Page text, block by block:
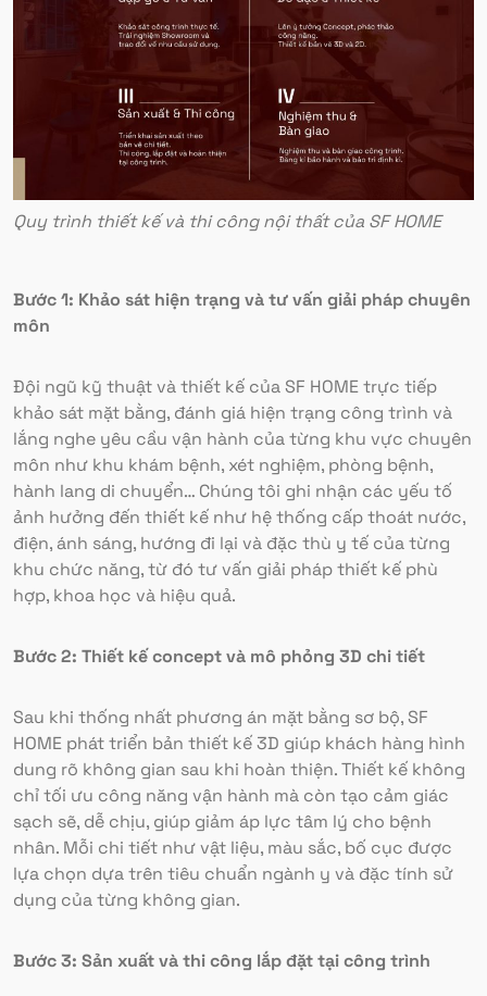
Quy trình thiết kế và thi công nội thất của SF HOME
Bước 1: Khảo sát hiện trạng và tư vấn giải pháp chuyên
môn
Đội ngũ kỹ thuật và thiết kế của SF HOME trực tiếp
khảo sát mặt bằng, đánh giá hiện trạng công trình và
lắng nghe yêu cầu vận hành của từng khu vực chuyên
môn như khu khám bệnh, xét nghiệm, phòng bệnh,
hành lang di chuyển… Chúng tôi ghi nhận các yếu tố
ảnh hưởng đến thiết kế như hệ thống cấp thoát nước,
điện, ánh sáng, hướng đi lại và đặc thù y tế của từng
khu chức năng, từ đó tư vấn giải pháp thiết kế phù
hợp, khoa học và hiệu quả.
Bước 2: Thiết kế concept và mô phỏng 3D chi tiết
Sau khi thống nhất phương án mặt bằng sơ bộ, SF
HOME phát triển bản thiết kế 3D giúp khách hàng hình
dung rõ không gian sau khi hoàn thiện. Thiết kế không
chỉ tối ưu công năng vận hành mà còn tạo cảm giác
sạch sẽ, dễ chịu, giúp giảm áp lực tâm lý cho bệnh
nhân. Mỗi chi tiết như vật liệu, màu sắc, bố cục được
lựa chọn dựa trên tiêu chuẩn ngành y và đặc tính sử
dụng của từng không gian.
Bước 3: Sản xuất và thi công lắp đặt tại công trình